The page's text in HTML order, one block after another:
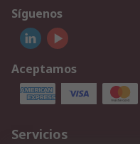
Síguenos
Aceptamos
Servicios